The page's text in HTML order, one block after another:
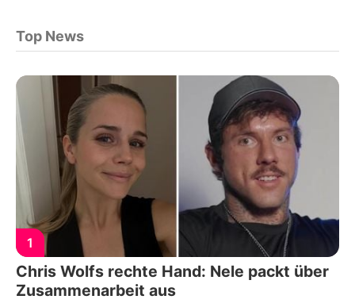
Top News
1
Chris Wolfs rechte Hand: Nele packt über
Zusammenarbeit aus